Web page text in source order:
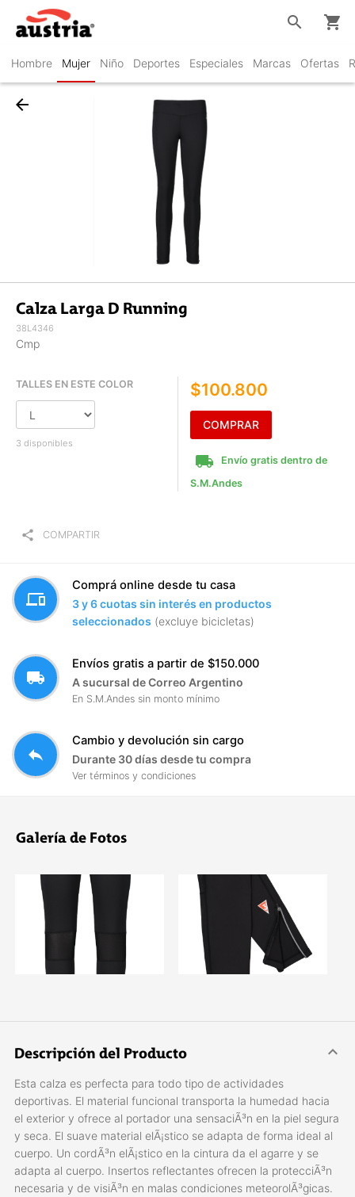
Hombre Mujer Niño Deportes Especiales Marcas Ofertas
search shopping_cart
arrow_back
Calza Larga D Running
38L4346
Cmp
TALLES EN ESTE COLOR
3 disponibles
$100.800
COMPRAR
local_shipping
Envío gratis dentro de
S.M.Andes
share COMPARTIR
devices
Comprá online desde tu casa
3 y 6 cuotas sin interés en productos
seleccionados (excluye bicicletas)
local_shipping
Envíos gratis a partir de $150.000
A sucursal de Correo Argentino
En S.M.Andes sin monto mínimo
reply
Cambio y devolución sin cargo
Durante 30 días desde tu compra
Ver términos y condiciones
Galería de Fotos
Descripción del Producto
Esta calza es perfecta para todo tipo de actividades
deportivas. El material funcional transporta la humedad hacia
el exterior y ofrece al portador una sensaciÃ³n en la piel segura
y seca. El suave material elÃ¡stico se adapta de forma ideal al
cuerpo. Un cordÃ³n elÃ¡stico en la cintura da el agarre y se
adapta al cuerpo. Insertos reflectantes ofrecen la protecciÃ³n
necesaria y de visiÃ³n en malas condiciones meteorolÃ³gicas.